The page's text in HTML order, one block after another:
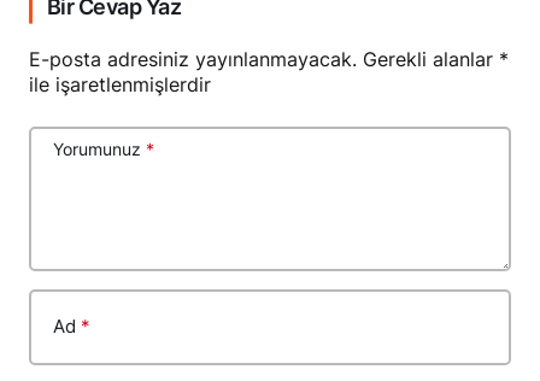
Bir Cevap Yaz
E-posta adresiniz yayınlanmayacak. Gerekli alanlar *
ile işaretlenmişlerdir
Yorumunuz *
Ad *